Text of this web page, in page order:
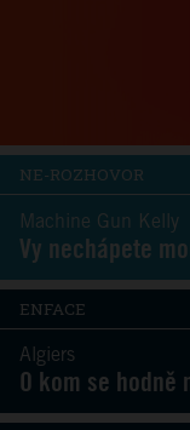
NE-ROZHOVOR
Machine Gun Kelly
Vy nechápete
ENFACE
Algiers
O kom se hodně